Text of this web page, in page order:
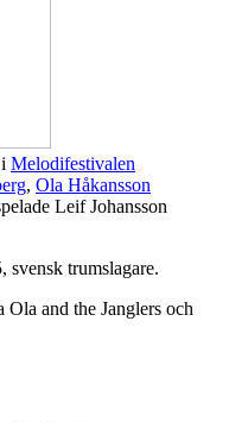
Melodifestivalen
, Ola Håkansson
Leif Johansson
svensk trumslagare.
and the Janglers och